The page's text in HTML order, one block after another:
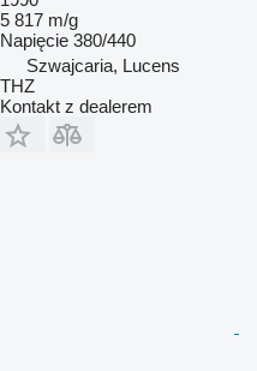
5 817 m/g
Napięcie 380/440
Szwajcaria, Lucens
THZ
Kontakt z dealerem